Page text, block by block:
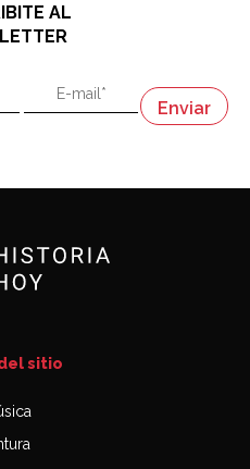
no es una desventaja"
no es una desventaja"
AL
sitio